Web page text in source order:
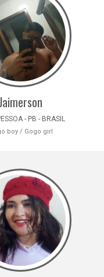
- PB - BRASIL
boy / Gogo girl